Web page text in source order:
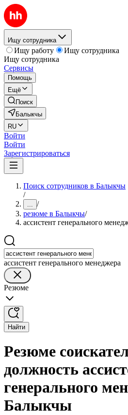
Ищу сотрудника
Ищу работу
Ищу сотрудника
Ищу сотрудника
Сервисы
Помощь
Ещё
Поиск
Балыкчы
RU
Войти
Войти
Зарегистрироваться
Поиск сотрудников в Балыкчы
/
... /
резюме в Балыкчы/
ассистент генерального
ассистент генерального менеджера
Резюме
Найти
Резюме
должность
генерального
Балыкчы